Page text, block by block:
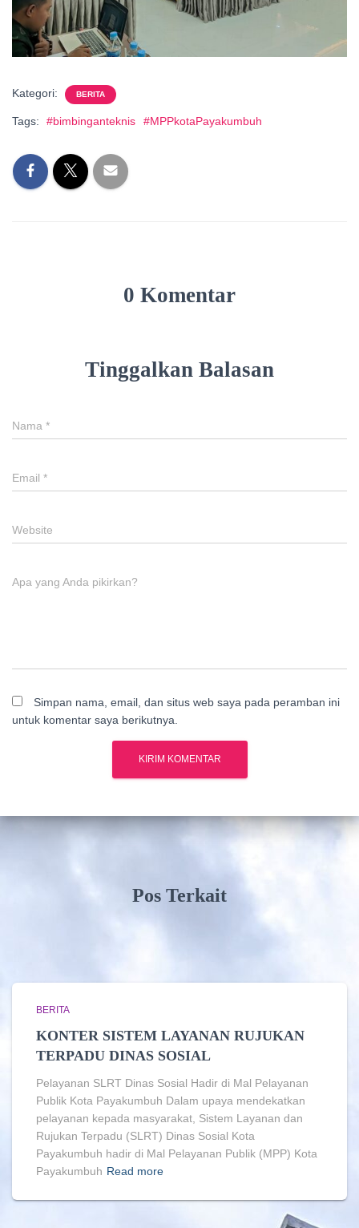
Kategori: BERITA
Tags: #bimbinganteknis #MPPkotaPayakumbuh
0 Komentar
Tinggalkan Balasan
Nama *
Email *
Website
Apa yang Anda pikirkan?
Simpan nama, email, dan situs web saya pada peramban ini
untuk komentar saya berikutnya.
Pos Terkait
BERITA
KONTER SISTEM LAYANAN RUJUKAN
TERPADU DINAS SOSIAL
Pelayanan SLRT Dinas Sosial Hadir di Mal Pelayanan
Publik Kota Payakumbuh Dalam upaya mendekatkan
pelayanan kepada masyarakat, Sistem Layanan dan
Rujukan Terpadu (SLRT) Dinas Sosial Kota
Payakumbuh hadir di Mal Pelayanan Publik (MPP) Kota
Payakumbuh Read more